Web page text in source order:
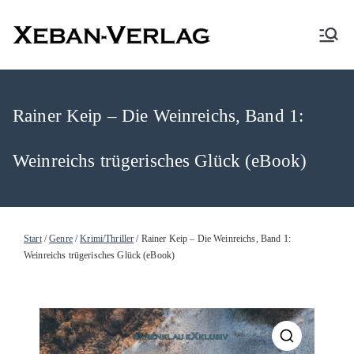
XEBAN-Verlag
Rainer Keip – Die Weinreichs, Band 1:
Weinreichs trügerisches Glück (eBook)
Start/Genre/Krimi/Thriller / Rainer Keip – Die Weinreichs, Band 1:
Weinreichs trügerisches Glück (eBook)